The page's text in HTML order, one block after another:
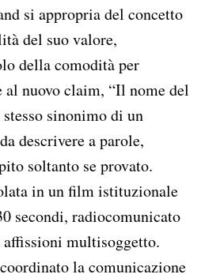
si appropria del concetto
del suo valore,
della comodità per
al nuovo claim, “Il nome del
sinonimo di un
descrivere a parole,
soltanto se provato.
in un film istituzionale
secondi, radiocomunicato
affissioni multisoggetto.
la comunicazione